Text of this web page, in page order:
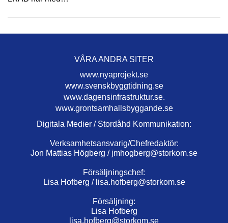
VÅRA ANDRA SITER
www.nyaprojekt.se
www.svenskbyggtidning.se
www.dagensinfrastruktur.se.
www.grontsamhallsbyggande.se
Digitala Medier / Stordåhd Kommunikation:
Verksamhetsansvarig/Chefredaktör:
Jon Mattias Högberg / jmhogberg@storkom.se
Försäljningschef:
Lisa Hofberg / lisa.hofberg@storkom.se
Försäljning:
Lisa Hofberg
lisa.hofberg@storkom.se